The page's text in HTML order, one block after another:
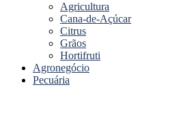
Agricultura
Cana-de-Açúcar
Citrus
Grãos
Hortifruti
Agronegócio
Pecuária